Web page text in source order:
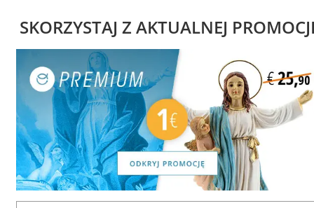
SKORZYSTAJ Z AKTUALNEJ